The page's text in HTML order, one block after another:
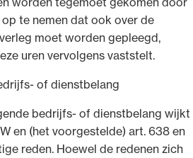
te nemen dat ook over de
moet worden gepleegd,
uren vervolgens vaststelt.
of dienstbelang
bedrijfs- of dienstbelang wijkt
en (het voorgestelde) art. 638 en
reden. Hoewel de redenen zich